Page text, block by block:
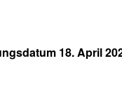
18. April